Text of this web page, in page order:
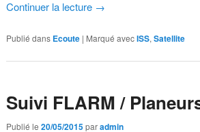
Continuer la lecture →
Publié dans Ecoute | Marqué avecISS, Satellite
Suivi FLARM /
Publié le 20/05/2015paradmin